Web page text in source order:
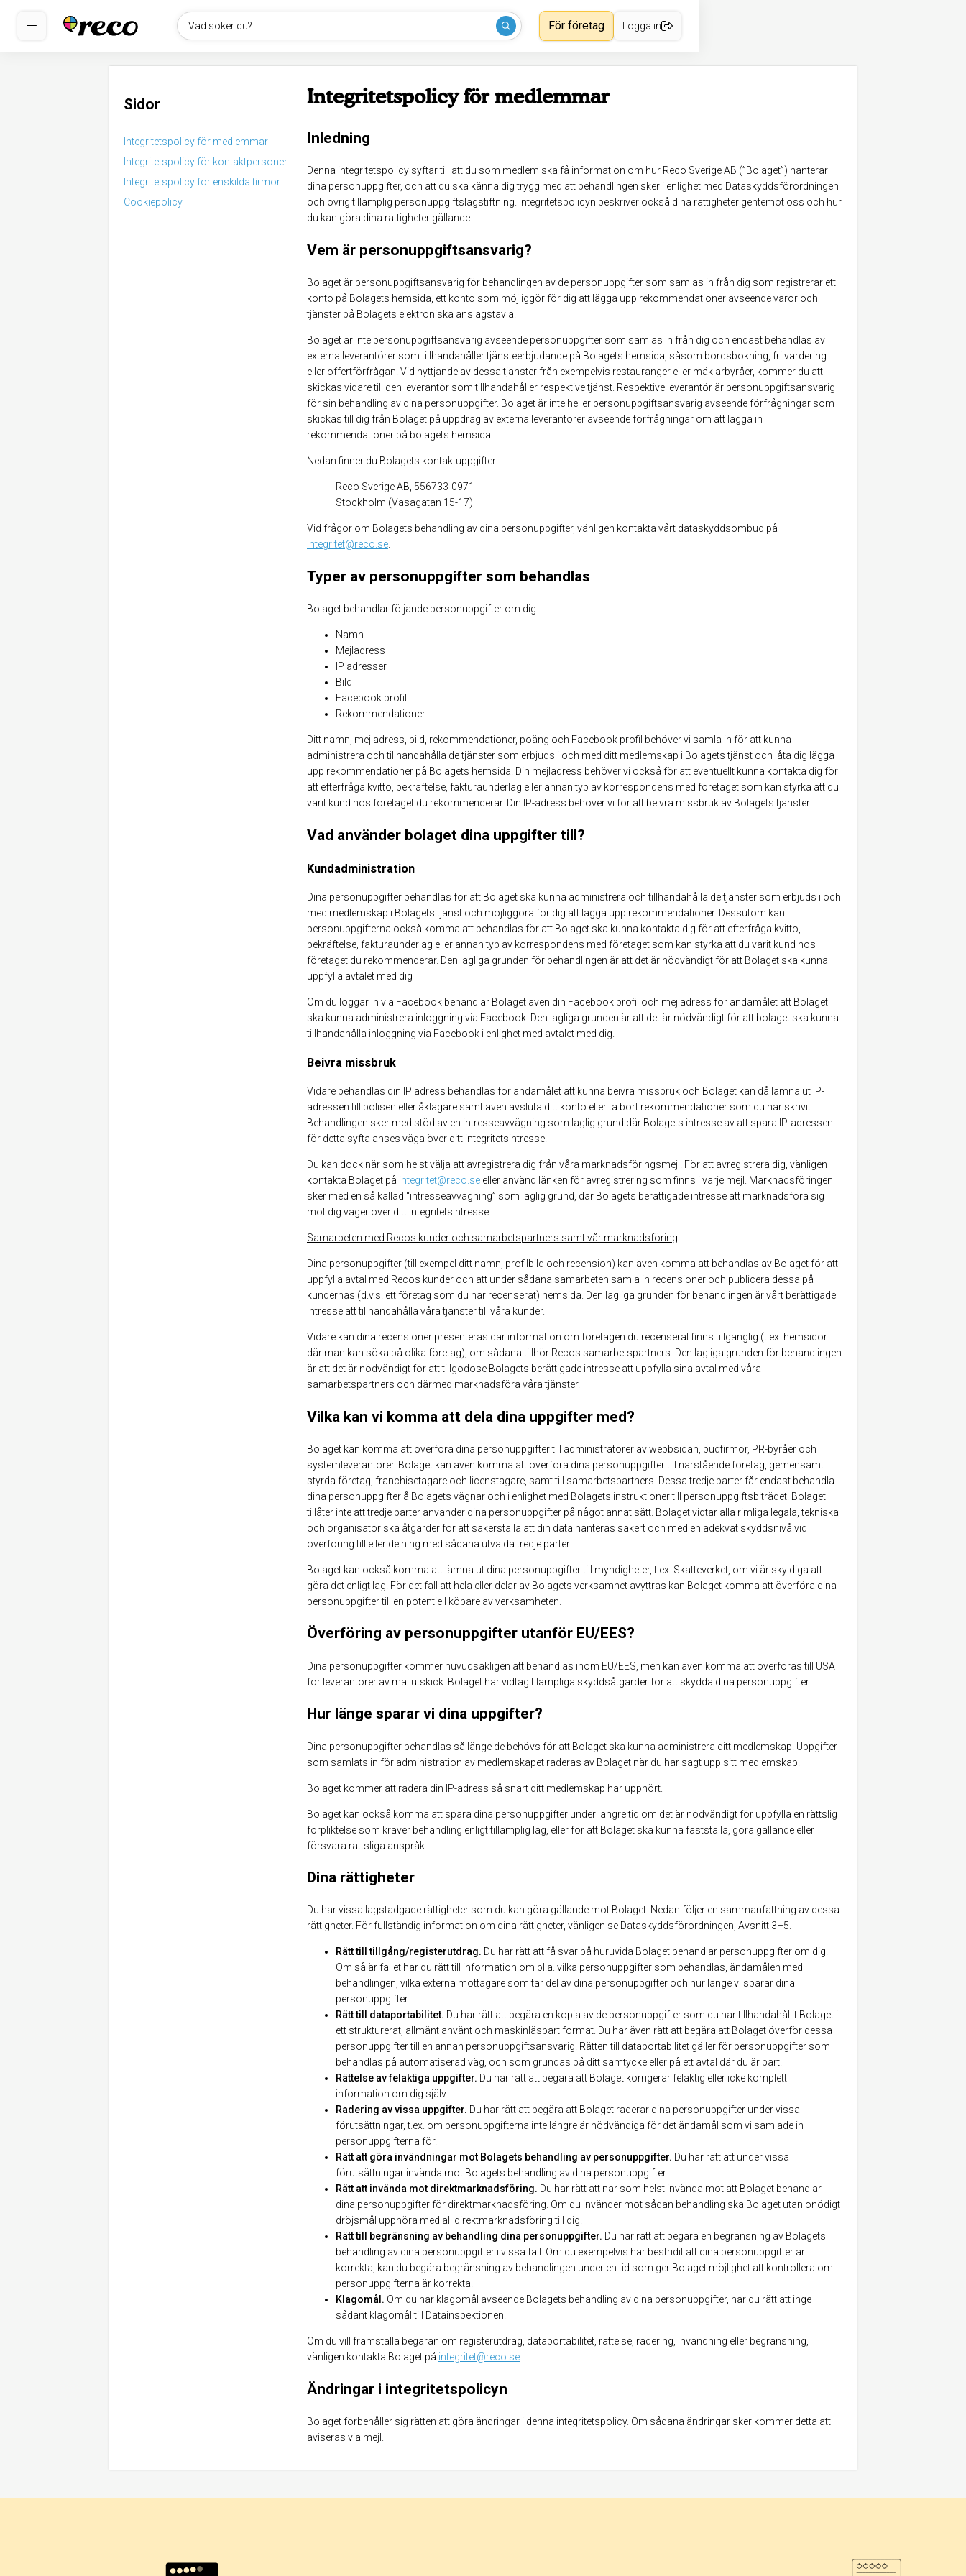
Vad söker du? För företag Logga in
Integritetspolicy för medlemmar
Inledning
Denna integritetspolicy syftar till att du som medlem ska få information om hur Reco Sverige AB (”Bolaget”) hanterar
dina personuppgifter, och att du ska känna dig trygg med att behandlingen sker i enlighet med Dataskyddsförordningen
och övrig tillämplig personuppgiftslagstiftning. Integritetspolicyn beskriver också dina rättigheter gentemot oss och hur
du kan göra dina rättigheter gällande.
Vem är personuppgiftsansvarig?
Bolaget är personuppgiftsansvarig för behandlingen av de personuppgifter som samlas in från dig som registrerar ett
konto på Bolagets hemsida, ett konto som möjliggör för dig att lägga upp rekommendationer avseende varor och
tjänster på Bolagets elektroniska anslagstavla.
Bolaget är inte personuppgiftsansvarig avseende personuppgifter som samlas in från dig och endast behandlas av
externa leverantörer som tillhandahåller tjänsteerbjudande på Bolagets hemsida, såsom bordsbokning, fri värdering
eller offertförfrågan. Vid nyttjande av dessa tjänster från exempelvis restauranger eller mäklarbyråer, kommer du att
skickas vidare till den leverantör som tillhandahåller respektive tjänst. Respektive leverantör är personuppgiftsansvarig
för sin behandling av dina personuppgifter. Bolaget är inte heller personuppgiftsansvarig avseende förfrågningar som
skickas till dig från Bolaget på uppdrag av externa leverantörer avseende förfrågningar om att lägga in
rekommendationer på bolagets hemsida.
Nedan finner du Bolagets kontaktuppgifter.
Reco Sverige AB, 556733-0971
Stockholm (Vasagatan 15-17)
Vid frågor om Bolagets behandling av dina personuppgifter, vänligen kontakta vårt dataskyddsombud på
integritet@reco.se.
Typer av personuppgifter som behandlas
Bolaget behandlar följande personuppgifter om dig.
Namn
Mejladress
IP adresser
Bild
Facebook profil
Rekommendationer
Ditt namn, mejladress, bild, rekommendationer, poäng och Facebook profil behöver vi samla in för att kunna
administrera och tillhandahålla de tjänster som erbjuds i och med ditt medlemskap i Bolagets tjänst och låta dig lägga
upp rekommendationer på Bolagets hemsida. Din mejladress behöver vi också för att eventuellt kunna kontakta dig för
att efterfråga kvitto, bekräftelse, fakturaunderlag eller annan typ av korrespondens med företaget som kan styrka att du
varit kund hos företaget du rekommenderar. Din IP-adress behöver vi för att beivra missbruk av Bolagets tjänster
Vad använder bolaget dina uppgifter till?
Kundadministration
Dina personuppgifter behandlas för att Bolaget ska kunna administrera och tillhandahålla de tjänster som erbjuds i och
med medlemskap i Bolagets tjänst och möjliggöra för dig att lägga upp rekommendationer. Dessutom kan
personuppgifterna också komma att behandlas för att Bolaget ska kunna kontakta dig för att efterfråga kvitto,
bekräftelse, fakturaunderlag eller annan typ av korrespondens med företaget som kan styrka att du varit kund hos
företaget du rekommenderar. Den lagliga grunden för behandlingen är att det är nödvändigt för att Bolaget ska kunna
uppfylla avtalet med dig
Om du loggar in via Facebook behandlar Bolaget även din Facebook profil och mejladress för ändamålet att Bolaget
ska kunna administrera inloggning via Facebook. Den lagliga grunden är att det är nödvändigt för att bolaget ska kunna
tillhandahålla inloggning via Facebook i enlighet med avtalet med dig.
Beivra missbruk
Vidare behandlas din IP adress behandlas för ändamålet att kunna beivra missbruk och Bolaget kan då lämna ut IP-
adressen till polisen eller åklagare samt även avsluta ditt konto eller ta bort rekommendationer som du har skrivit.
Behandlingen sker med stöd av en intresseavvägning som laglig grund där Bolagets intresse av att spara IP-adressen
för detta syfta anses väga över ditt integritetsintresse.
Du kan dock när som helst välja att avregistrera dig från våra marknadsföringsmejl. För att avregistrera dig, vänligen
kontakta Bolaget på integritet@reco.se eller använd länken för avregistrering som finns i varje mejl. Marknadsföringen
sker med en så kallad “intresseavvägning” som laglig grund, där Bolagets berättigade intresse att marknadsföra sig
mot dig väger över ditt integritetsintresse.
Samarbeten med Recos kunder och samarbetspartners samt vår marknadsföring
Dina personuppgifter (till exempel ditt namn, profilbild och recension) kan även komma att behandlas av Bolaget för att
uppfylla avtal med Recos kunder och att under sådana samarbeten samla in recensioner och publicera dessa på
kundernas (d.v.s. ett företag som du har recenserat) hemsida. Den lagliga grunden för behandlingen är vårt berättigade
intresse att tillhandahålla våra tjänster till våra kunder.
Vidare kan dina recensioner presenteras där information om företagen du recenserat finns tillgänglig (t.ex. hemsidor
där man kan söka på olika företag), om sådana tillhör Recos samarbetspartners. Den lagliga grunden för behandlingen
är att det är nödvändigt för att tillgodose Bolagets berättigade intresse att uppfylla sina avtal med våra
samarbetspartners och därmed marknadsföra våra tjänster.
Vilka kan vi komma att dela dina uppgifter med?
Bolaget kan komma att överföra dina personuppgifter till administratörer av webbsidan, budfirmor, PR-byråer och
systemleverantörer. Bolaget kan även komma att överföra dina personuppgifter till närstående företag, gemensamt
styrda företag, franchisetagare och licenstagare, samt till samarbetspartners. Dessa tredje parter får endast behandla
dina personuppgifter å Bolagets vägnar och i enlighet med Bolagets instruktioner till personuppgiftsbiträdet. Bolaget
tillåter inte att tredje parter använder dina personuppgifter på något annat sätt. Bolaget vidtar alla rimliga legala, tekniska
och organisatoriska åtgärder för att säkerställa att din data hanteras säkert och med en adekvat skyddsnivå vid
överföring till eller delning med sådana utvalda tredje parter.
Bolaget kan också komma att lämna ut dina personuppgifter till myndigheter, t.ex. Skatteverket, om vi är skyldiga att
göra det enligt lag. För det fall att hela eller delar av Bolagets verksamhet avyttras kan Bolaget komma att överföra dina
personuppgifter till en potentiell köpare av verksamheten.
Överföring av personuppgifter utanför EU/EES?
Dina personuppgifter kommer huvudsakligen att behandlas inom EU/EES, men kan även komma att överföras till USA
för leverantörer av mailutskick. Bolaget har vidtagit lämpliga skyddsåtgärder för att skydda dina personuppgifter
Hur länge sparar vi dina uppgifter?
Dina personuppgifter behandlas så länge de behövs för att Bolaget ska kunna administrera ditt medlemskap. Uppgifter
som samlats in för administration av medlemskapet raderas av Bolaget när du har sagt upp sitt medlemskap.
Bolaget kommer att radera din IP-adress så snart ditt medlemskap har upphört.
Bolaget kan också komma att spara dina personuppgifter under längre tid om det är nödvändigt för uppfylla en rättslig
förpliktelse som kräver behandling enligt tillämplig lag, eller för att Bolaget ska kunna fastställa, göra gällande eller
försvara rättsliga anspråk.
Dina rättigheter
Du har vissa lagstadgade rättigheter som du kan göra gällande mot Bolaget. Nedan följer en sammanfattning av dessa
rättigheter. För fullständig information om dina rättigheter, vänligen se Dataskyddsförordningen, Avsnitt 3–5.
Rätt till tillgång/registerutdrag. Du har rätt att få svar på huruvida Bolaget behandlar personuppgifter om dig.
Om så är fallet har du rätt till information om bl.a. vilka personuppgifter som behandlas, ändamålen med
behandlingen, vilka externa mottagare som tar del av dina personuppgifter och hur länge vi sparar dina
personuppgifter.
Rätt till dataportabilitet. Du har rätt att begära en kopia av de personuppgifter som du har tillhandahållit Bolaget i
ett strukturerat, allmänt använt och maskinläsbart format. Du har även rätt att begära att Bolaget överför dessa
personuppgifter till en annan personuppgiftsansvarig. Rätten till dataportabilitet gäller för personuppgifter som
behandlas på automatiserad väg, och som grundas på ditt samtycke eller på ett avtal där du är part.
Rättelse av felaktiga uppgifter. Du har rätt att begära att Bolaget korrigerar felaktig eller icke komplett
information om dig själv.
Radering av vissa uppgifter. Du har rätt att begära att Bolaget raderar dina personuppgifter under vissa
förutsättningar, t.ex. om personuppgifterna inte längre är nödvändiga för det ändamål som vi samlade in
personuppgifterna för.
Rätt att göra invändningar mot Bolagets behandling av personuppgifter. Du har rätt att under vissa
förutsättningar invända mot Bolagets behandling av dina personuppgifter.
Rätt att invända mot direktmarknadsföring. Du har rätt att när som helst invända mot att Bolaget behandlar
dina personuppgifter för direktmarknadsföring. Om du invänder mot sådan behandling ska Bolaget utan onödigt
dröjsmål upphöra med all direktmarknadsföring till dig.
Rätt till begränsning av behandling dina personuppgifter. Du har rätt att begära en begränsning av Bolagets
behandling av dina personuppgifter i vissa fall. Om du exempelvis har bestridit att dina personuppgifter är
korrekta, kan du begära begränsning av behandlingen under en tid som ger Bolaget möjlighet att kontrollera om
personuppgifterna är korrekta.
Klagomål. Om du har klagomål avseende Bolagets behandling av dina personuppgifter, har du rätt att inge
sådant klagomål till Datainspektionen.
Om du vill framställa begäran om registerutdrag, dataportabilitet, rättelse, radering, invändning eller begränsning,
vänligen kontakta Bolaget på integritet@reco.se.
Ändringar i integritetspolicyn
Bolaget förbehåller sig rätten att göra ändringar i denna integritetspolicy. Om sådana ändringar sker kommer detta att
aviseras via mejl.
Sidor
Integritetspolicy för medlemmar
Integritetspolicy för kontaktpersoner
Integritetspolicy för enskilda firmor
Cookiepolicy